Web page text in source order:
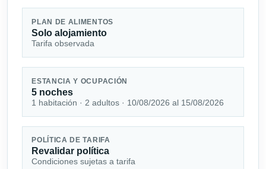
PLAN DE ALIMENTOS
Solo alojamiento
Tarifa observada
ESTANCIA Y OCUPACIÓN
5 noches
1 habitación · 2 adultos · 10/08/2026 al 15/08/2026
POLÍTICA DE TARIFA
Revalidar política
Condiciones sujetas a tarifa